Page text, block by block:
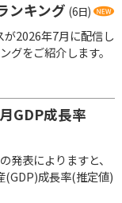
ンキング (6日)
2026年7月に配信し
グをご紹介します。
GDP成長率
表によりますと、
(GDP)成長率(推定値)